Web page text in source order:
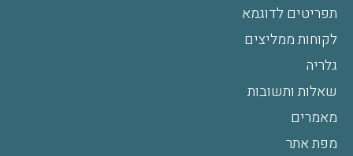
תפריטים לדוגמא
לקוחות ממליצים
גלריה
שאלות ותשובות
מאמרים
מפת אתר